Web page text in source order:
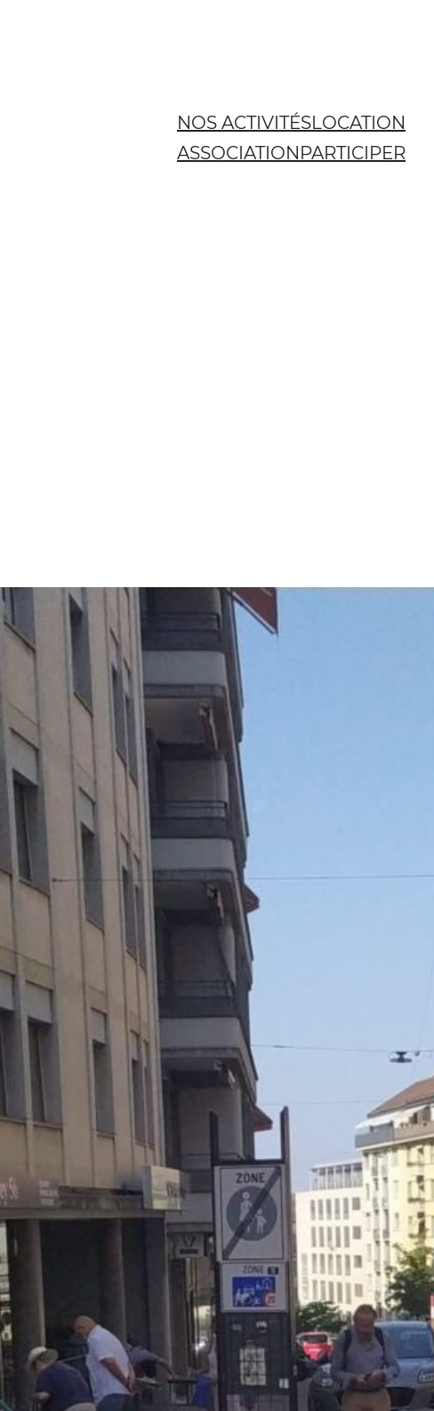
NOS ACTIVITÉSLOCATION
ASSOCIATIONPARTICIPER